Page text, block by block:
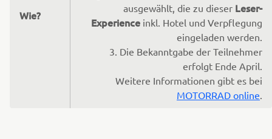
Wie?
ausgewählt, die zu dieser Leser-
Experience inkl. Hotel und Verpflegung
eingeladen werden.
3. Die Bekanntgabe der Teilnehmer
erfolgt Ende April.
Weitere Informationen gibt es bei
MOTORRAD online.